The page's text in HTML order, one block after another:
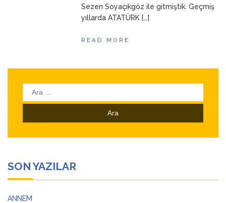
Sezen Soyaçıkgöz ile gitmiştik. Geçmiş
yıllarda ATATÜRK […]
READ MORE
Arama:
SON YAZILAR
ANNEM